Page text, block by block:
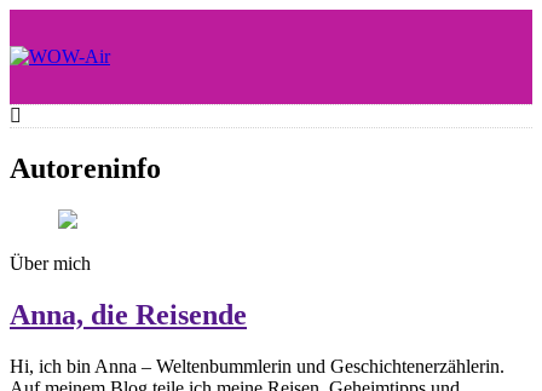
content
WOW-Air
Autoreninfo
Über mich
Anna, die Reisende
Hi, ich bin Anna – Weltenbummlerin und Geschichtenerzählerin.